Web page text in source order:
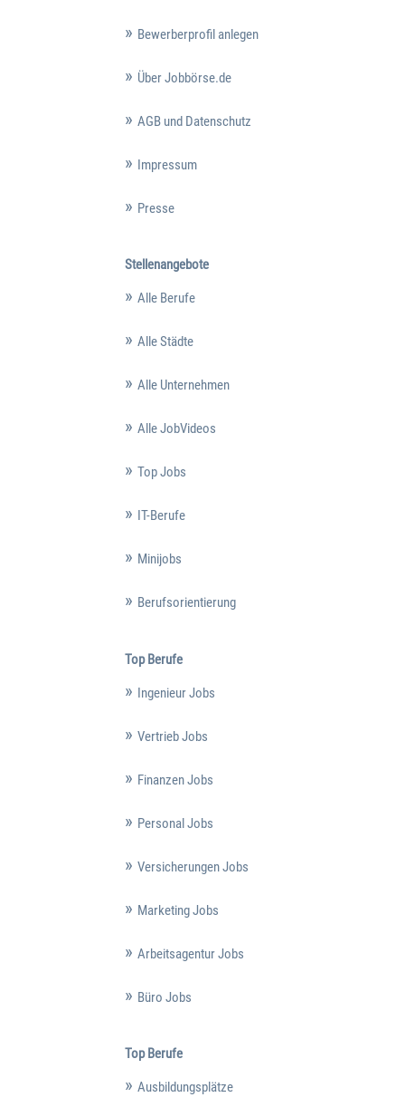
Bewerberprofil anlegen
Über Jobbörse.de
AGB und Datenschutz
Impressum
Presse
Stellenangebote
Alle Berufe
Alle Städte
Alle Unternehmen
Alle JobVideos
Top Jobs
IT-Berufe
Minijobs
Berufsorientierung
Top Berufe
Ingenieur Jobs
Vertrieb Jobs
Finanzen Jobs
Personal Jobs
Versicherungen Jobs
Marketing Jobs
Arbeitsagentur Jobs
Büro Jobs
Top Berufe
Ausbildungsplätze